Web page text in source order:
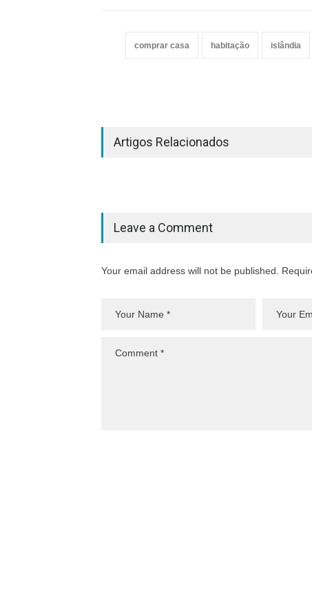
comprar casa habitação islândia
Artigos Relacionados
Leave a Comment
Your email address will not be published.